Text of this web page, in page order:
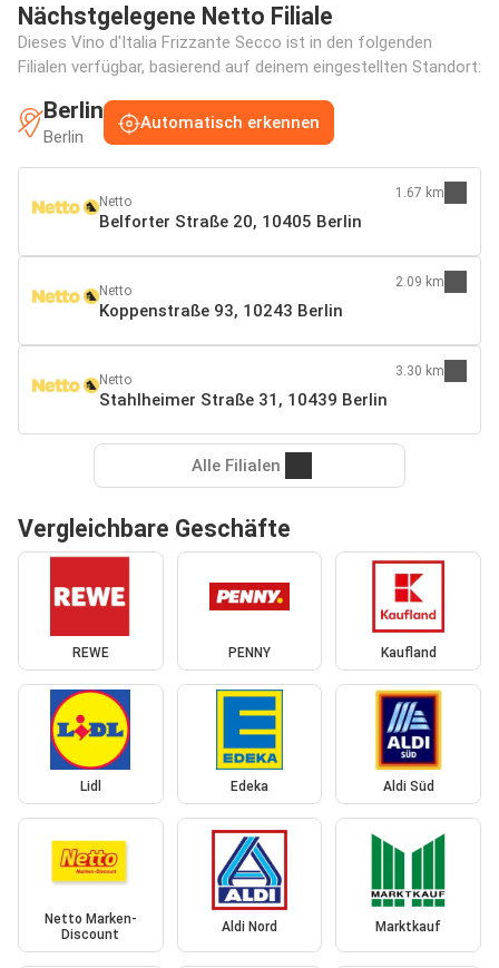
Nächstgelegene Netto Filiale
Dieses Vino d'Italia Frizzante Secco ist in den folgenden
Filialen verfügbar, basierend auf deinem eingestellten Standort:
Berlin
Berlin
Automatisch erkennen
Netto
Belforter Straße 20, 10405 Berlin
1.67 km
Netto
Koppenstraße 93, 10243 Berlin
2.09 km
Netto
Stahlheimer Straße 31, 10439 Berlin
3.30 km
Alle Filialen
Vergleichbare Geschäfte
REWE PENNY Kaufland
Lidl Edeka Aldi Süd
Netto Marken-
Discount
Aldi Nord Marktkauf